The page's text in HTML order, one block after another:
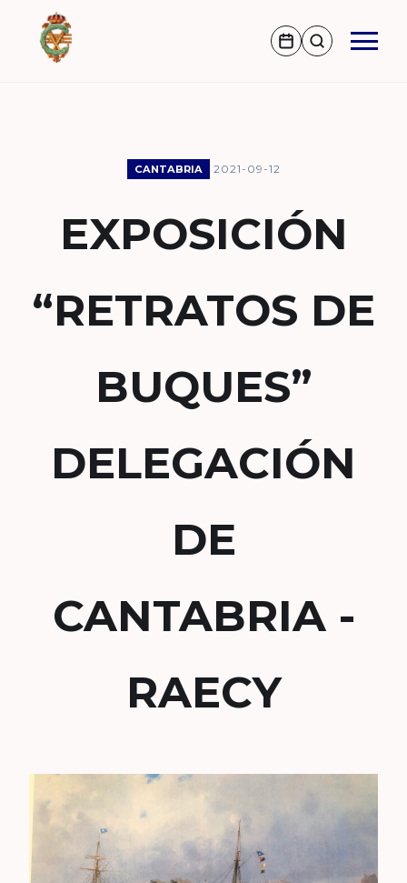
CANTABRIA 2021-09-12
EXPOSICIÓN
“RETRATOS DE
BUQUES”
DELEGACIÓN
DE
CANTABRIA -
RAECY